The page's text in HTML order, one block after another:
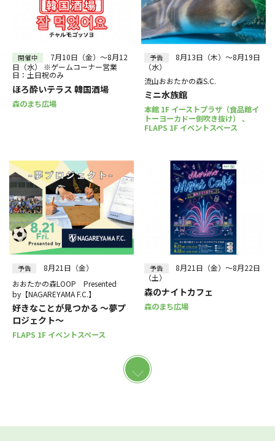
開催中
7月10日（金）～8月12
日（水） ※ゲームコーナー営業
日：土日祝のみ
ほろ酔いテラス 韓国酒場
森のまち広場
予告
8月13日（木）～8月19日
（水）
流山おおたかの森S.C.
ミニ水族館
本館 1F イーストプラザ（食品館イ
トーヨーカドー側吹き抜け） 、
FLAPS 1F イベントスペース
予告
8月21日（金）
おおたかの森LOOP Presented
by【NAGAREYAMA F.C.】
好きなことが見つかる ～夢プ
ロジェクト～
FLAPS 1F イベントスペース
予告
8月21日（金）～8月22日
（土）
森のナイトカフェ
森のまち広場